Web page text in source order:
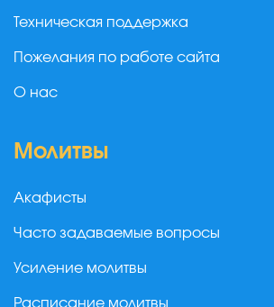
Техническая поддержка
Пожелания по работе сайта
О нас
Молитвы
Акафисты
Часто задаваемые вопросы
Усиление молитвы
Расписание молитвы